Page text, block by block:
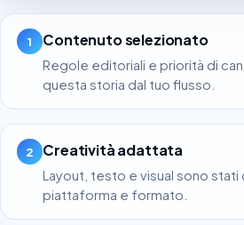
1 Contenuto selezionato
Regole editoriali e priorità di
questa storia dal tuo flusso.
2 Creatività adattata
Layout, testo e visual sono stati
piattaforma e formato.